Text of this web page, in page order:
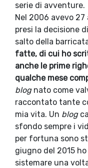
serie di avventure.
Nel 2006 avevo
presi la decisione
salto della
fatte, di cui ho
anche le prime
qualche mese
blog nato come
raccontato tante
mia vita. Un blog
sfondo sempre i
per fortuna sono
giugno del 2015
sistemare una